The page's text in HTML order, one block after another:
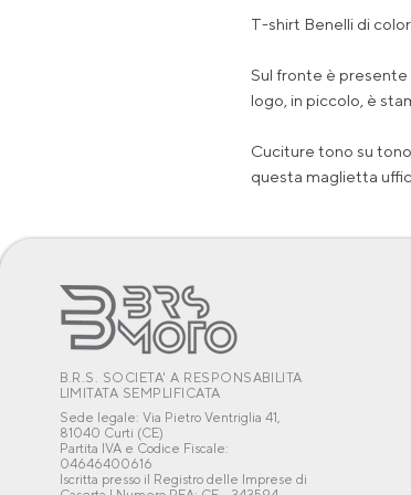
T-shirt Benelli di
Sul fronte è
logo, in piccolo, è
Cuciture tono su
questa maglietta
B.R.S. SOCIETA' A RESPONSABILITA
LIMITATA SEMPLIFICATA
Sede legale: Via Pietro Ventriglia 41,
81040 Curti (CE)
Partita IVA e Codice Fiscale:
04646400616
Iscritta presso il Registro delle Imprese di